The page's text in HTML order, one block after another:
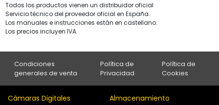
Todos los productos vienen un distribuidor oficial
Servicio técnico del proveedor oficial en España.
Los manuales e instrucciones están en castellano.
Los precios incluyen IVA.
Condiciones
generales de venta
Política de
Privacidad
Política de
Cookies
Cámaras Digitales Almacenamiento